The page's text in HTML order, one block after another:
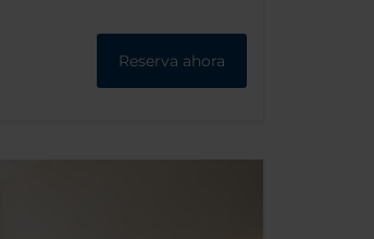
Reserva ahora